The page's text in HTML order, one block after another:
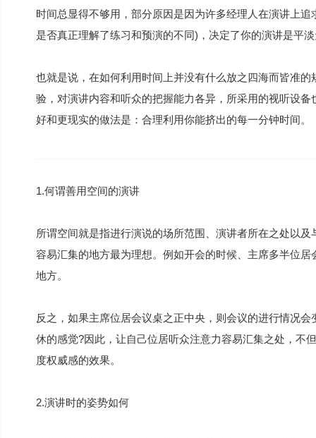
时间总显得不够用，部分原因是因为许多经理人在演讲上
是否真正理解了练习和预演的不同)，决定了你的演讲是平
也就是说，在如何利用时间上并没有什么放之四海而皆准
验，对演讲内容和听众的把握能力各异，所采用的视听设
好和更现实的做法是：合理利用你能挤出的每一分钟时间。
1.何谓善用空间的演讲
所谓空间就是指进行演说的场所范围、演讲者所在之处以
容易汇集的地方最为理想。例如开会的时候、主席多半位
地方。
反之，如果主席位居会议桌之正中央，则会议的进行情况
休的感觉?因此，让自己位居听众注意力容易汇集之处，不
度权威感的效果。
2.演讲时的姿势如何